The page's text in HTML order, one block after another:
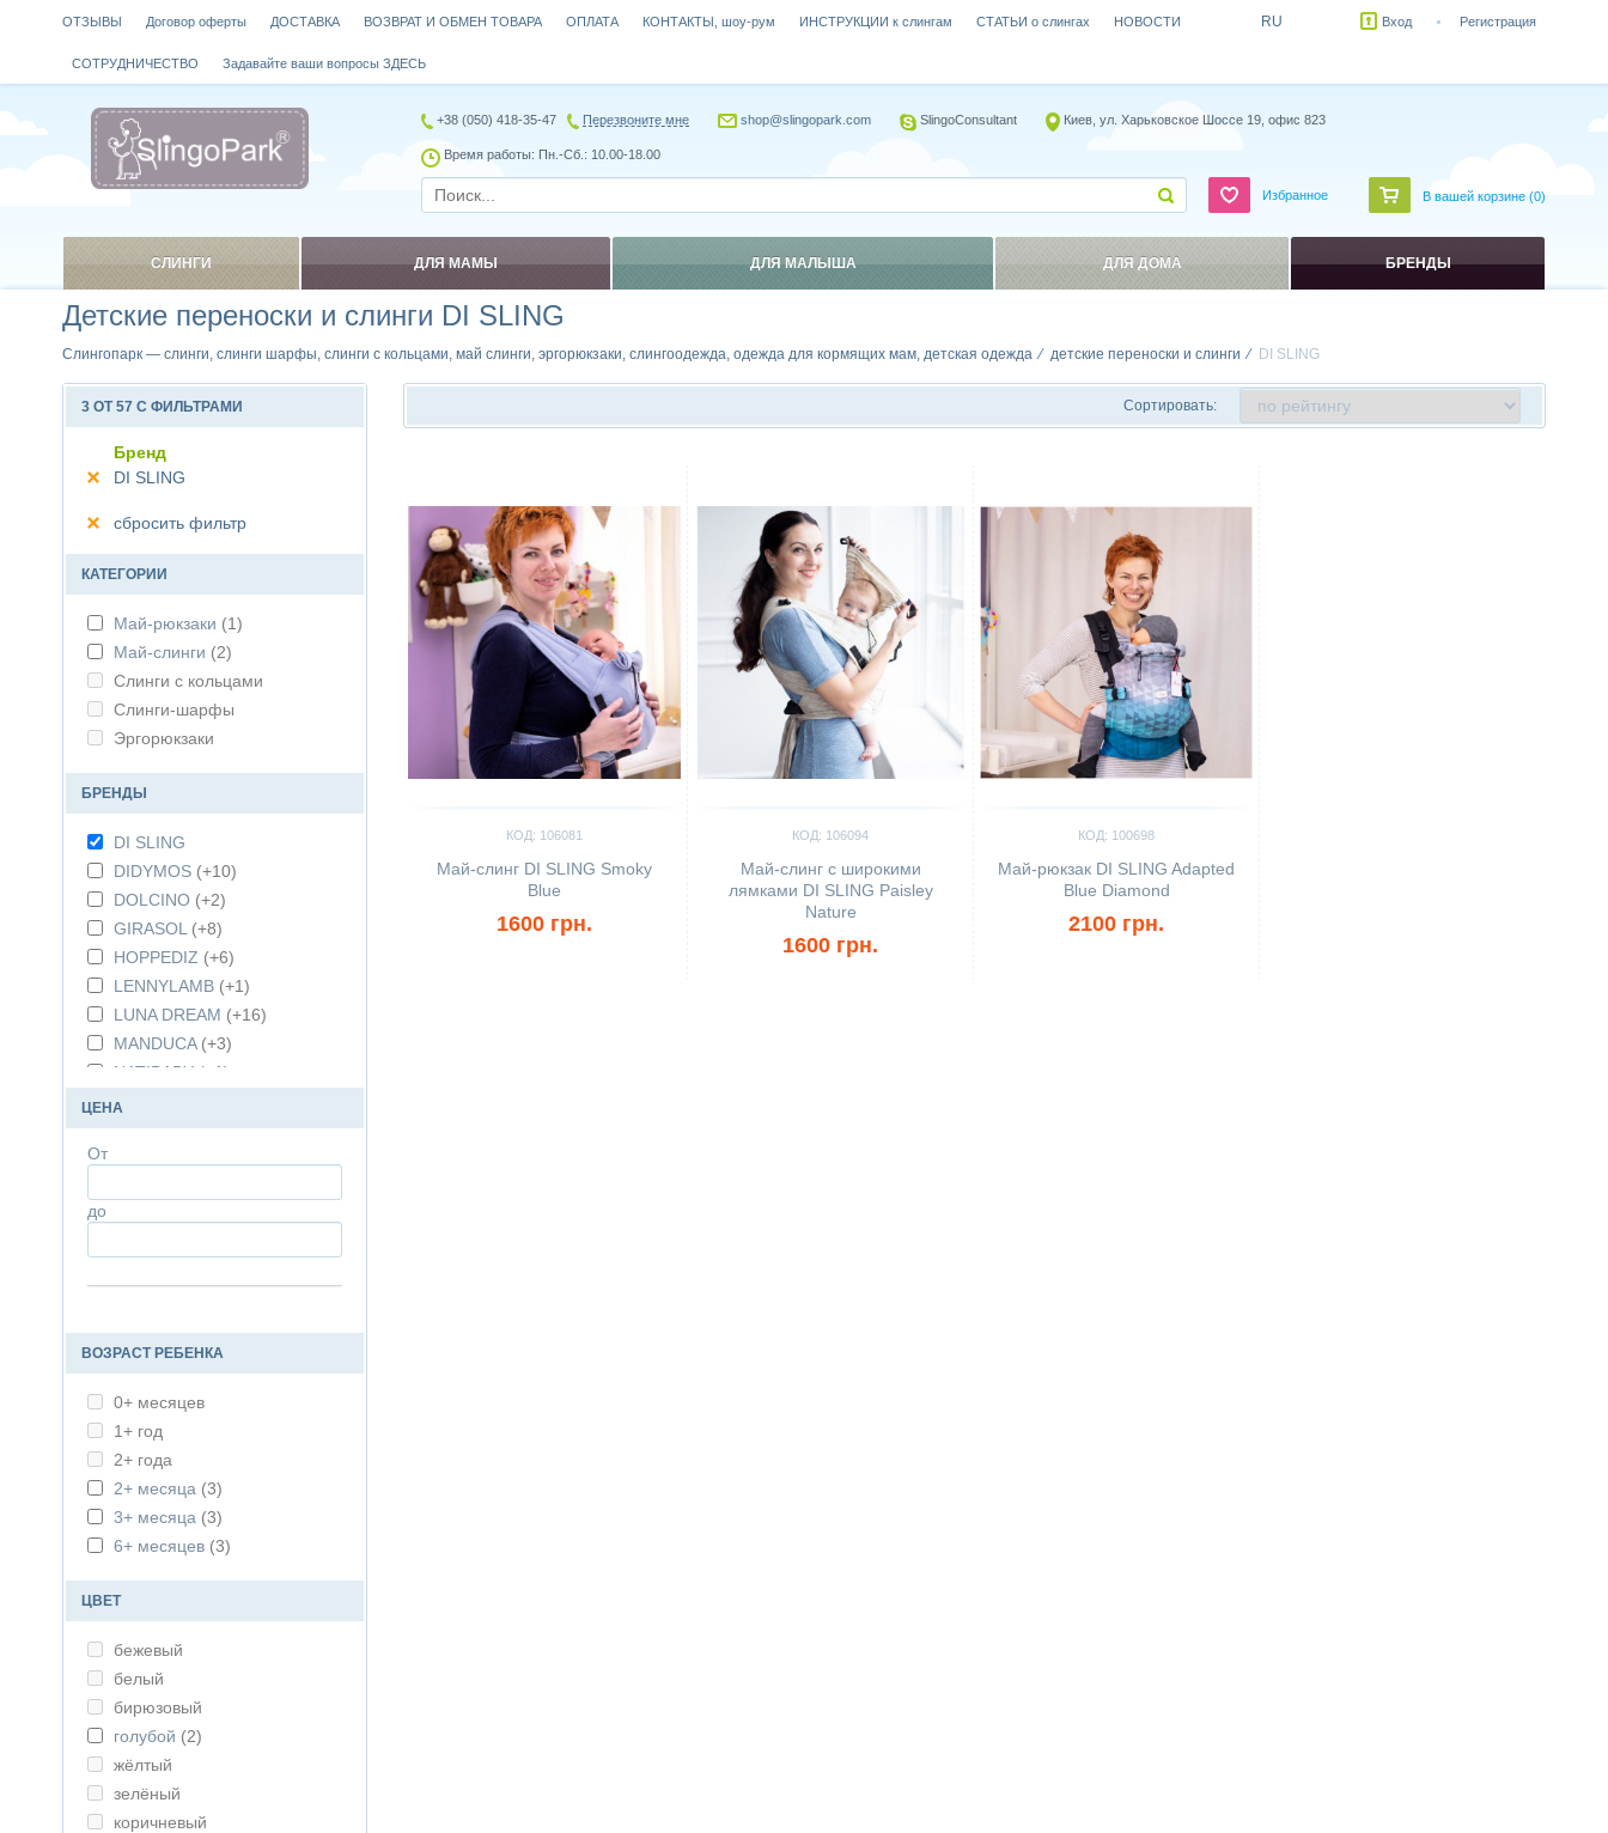
Детские переноски и слинги DI SLING
Слингопарк — слинги, слинги шарфы, слинги с кольцами, май слинги, эргорюкзаки, слингоодежда, одежда для кормящих мам, детская одежда детские переноски и слинги DI SLING
3 ОТ 57 С ФИЛЬТРАМИ
Бренд
DI SLING
сбросить фильтр
КАТЕГОРИИ
Май-рюкзаки (1)
Май-слинги (2)
Слинги с кольцами
Слинги-шарфы
Эргорюкзаки
БРЕНДЫ
DI SLING
DIDYMOS (+10)
DOLCINO (+2)
GIRASOL (+8)
HOPPEDIZ (+6)
LENNYLAMB (+1)
LUNA DREAM (+16)
MANDUCA (+3)
NATIBABY (+1)
NEOBULLE
TOPA TOP(+2)
ЦЕНА
От
до
ВОЗРАСТ РЕБЕНКА
0+ месяцев
1+ год
2+ года
2+ месяца (3)
3+ месяца (3)
6+ месяцев (3)
ЦВЕТ
бежевый
белый
бирюзовый
голубой (2)
жёлтый
зелёный
коричневый
Сортировать:
КОД: 106081
Май-слинг DI SLING Smoky
Blue
1600 грн.
КОД: 106094
Май-слинг с широкими
лямками DI SLING Paisley
Nature
1600 грн.
КОД: 100698
Май-рюкзак DI SLING Adapted
Blue Diamond
2100 грн.
ОТЗЫВЫ Договор оферты ДОСТАВКА ВОЗВРАТ И ОБМЕН ТОВАРА ОПЛАТА КОНТАКТЫ, шоу-рум ИНСТРУКЦИИ к слингам СТАТЬИ о слингах НОВОСТИ
СОТРУДНИЧЕСТВО Задавайте ваши вопросы ЗДЕСЬ
RU Вход Регистрация
+38 (050) 418-35-47 Перезвоните мне shop@slingopark.com SlingoConsultant Киев, ул. Харьковское Шоссе 19, офис 823
Время работы: Пн.-Сб.: 10.00-18.00
Избранное В вашей корзине (0)
СЛИНГИ ДЛЯ МАМЫ ДЛЯ МАЛЫША ДЛЯ ДОМА БРЕНДЫ